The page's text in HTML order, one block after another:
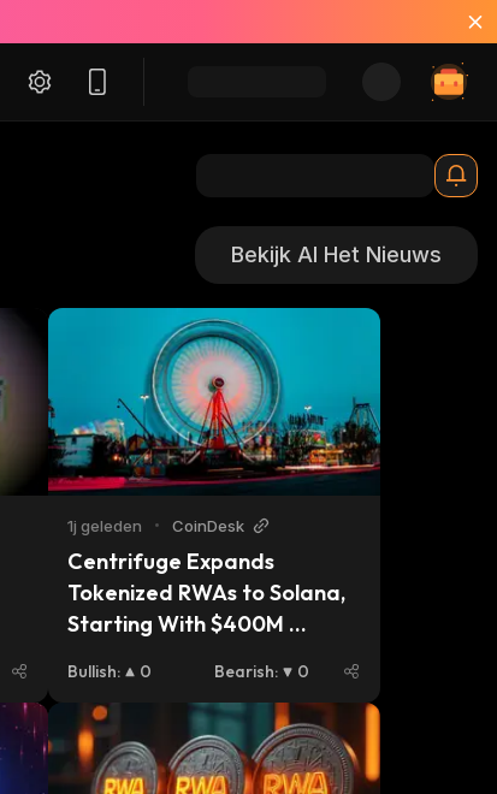
Bekijk Al Het Nieuws
1j geleden • CoinDesk
Centrifuge Expands
Tokenized RWAs to Solana,
Starting With $400M
Bullish: 0 Bearish: 0